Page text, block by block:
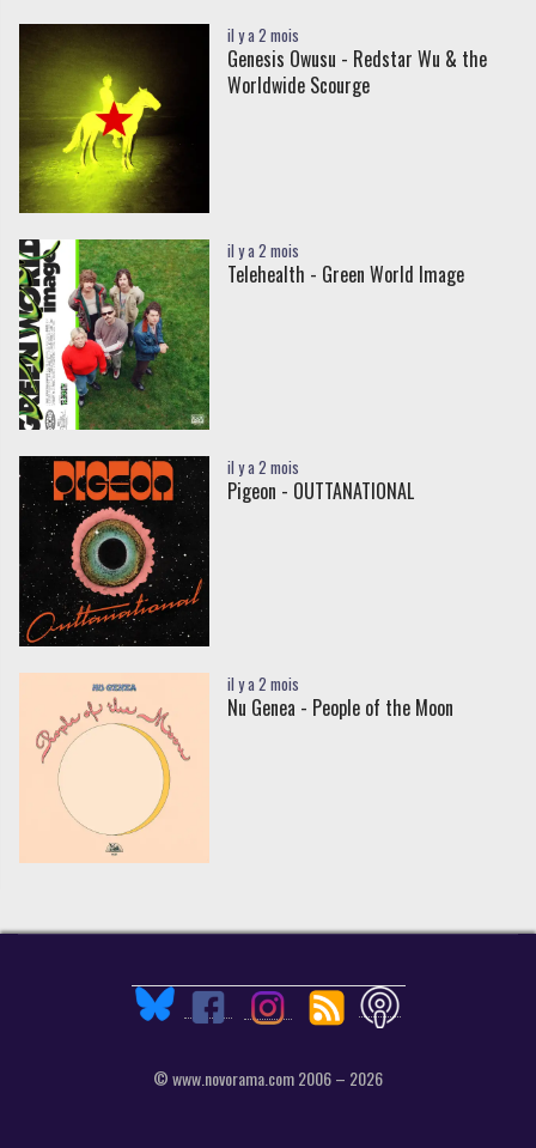
il y a 2 mois
Genesis Owusu - Redstar Wu & the
Worldwide Scourge
il y a 2 mois
Telehealth - Green World Image
il y a 2 mois
Pigeon - OUTTANATIONAL
il y a 2 mois
Nu Genea - People of the Moon
© www.novorama.com 2006 – 2026